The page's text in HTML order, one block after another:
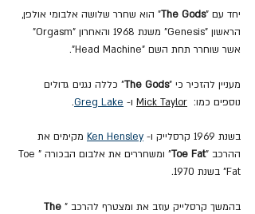
יחד עם "The Gods" הוא שחרר שלושה אלבומי אולפן,
הראשון "Genesis" משנת 1968 והאחרון "Orgasm"
אשר שוחרר תחת השם "Head Machine".
מעניין להזכיר כי "The Gods" כללה נגנים גדולים
נוספים כמו: Mick Taylor ו- Greg Lake
.
בשנת 1969 קרסלייק ו- Ken Hensley מקימים את
ההרכב "Toe Fat
"
ומשחררים את אלבום הבכורה "Toe
Fat" בשנת 1970.
בהמשך קרסלייק עוזב את ומצטרף להרכב " The